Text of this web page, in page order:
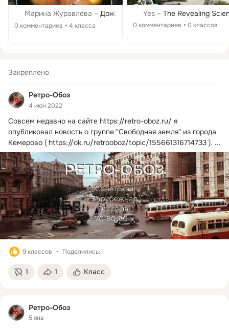
Марина Журавлёва – Дождь
Марина Журавлёва– Счастливый случай
0 комментариев 4 класса
Yes – The Revealing
0 комментариев 0 классов
Закреплено
Ретро-Обоз
4 июн 2022
Совсем недавно на сайте https://retro-oboz.ru/ я
опубликовал новость о группе "Свободная земля" из города
Кемерово ( https://ok.ru/retrooboz/topic/155661316714733 ). ...
9 классов Поделились: 1
1 1 Класс
Ретро-Обоз
5 янв